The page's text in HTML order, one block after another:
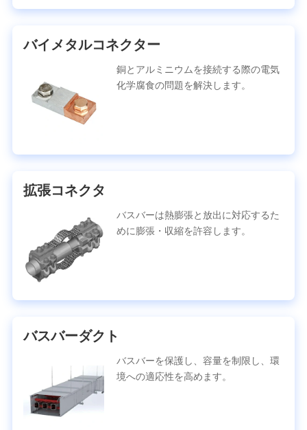
バイメタルコネクター
銅とアルミニウムを接続する際の電気
化学腐食の問題を解決します。
拡張コネクタ
バスバーは熱膨張と放出に対応するた
めに膨張・収縮を許容します。
バスバーダクト
バスバーを保護し、容量を制限し、環
境への適応性を高めます。